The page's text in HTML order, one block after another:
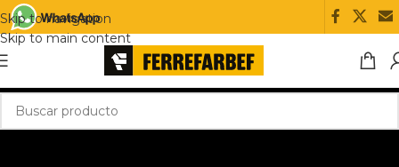
Skip to navigation
Skip to main content